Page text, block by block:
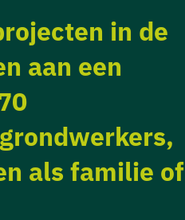
in de
aan een
als familie of